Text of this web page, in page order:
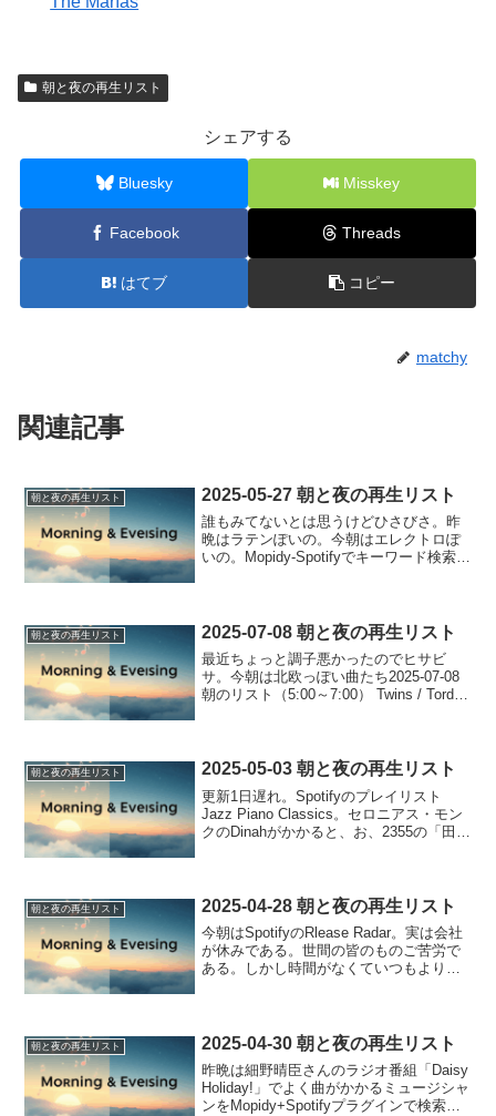
朝と夜の再生リスト
シェアする
Bluesky Misskey
Facebook Threads
はてブ コピー
matchy
関連記事
朝と夜の再生リスト 2025-05-27 朝と夜の再生リスト
誰もみてないとは思うけどひさびさ。昨
晩はラテンぽいの。今朝はエレクトロぽ
いの。Mopidy-Spotifyでキーワード検索す
朝と夜の再生リスト 2025-07-08 朝と夜の再生リスト
最近ちょっと調子悪かったのでヒサビ
サ。今朝は北欧っぽい曲たち2025-07-08
朝のリスト（5:00～7:00） Twins / Tord
朝と夜の再生リスト 2025-05-03 朝と夜の再生リスト
更新1日遅れ。Spotifyのプレイリスト
Jazz Piano Classics。セロニアス・モン
クのDinahがかかると、お、2355の「田中
朝と夜の再生リスト 2025-04-28 朝と夜の再生リスト
今朝はSpotifyのRlease Radar。実は会社
が休みである。世間の皆のものご苦労で
ある。しかし時間がなくていつもより曲
とこ...
朝と夜の再生リスト 2025-04-30 朝と夜の再生リスト
昨晩は細野晴臣さんのラジオ番組「Daisy
Holiday!」でよく曲がかかるミュージシャ
ンをMopidy+Spotifyプラグインで検索し